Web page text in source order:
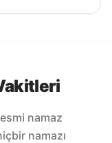
namaz
namazı